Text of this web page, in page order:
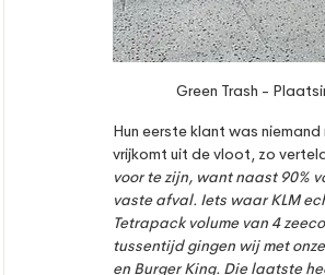
Green Trash -
Hun eerste klant was
vrijkomt uit de vloot, zo
voor te zijn, want naast 90%
vaste afval. Iets waar KLM
Tetrapack volume van 4
tussentijd gingen wij met
en Burger King. Die laatste